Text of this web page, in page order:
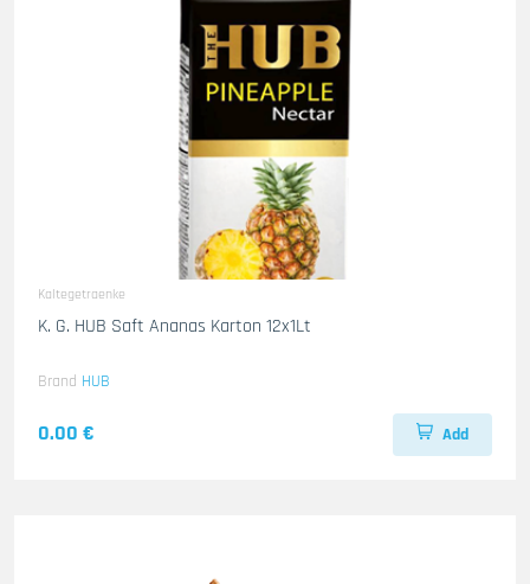
Kaltegetraenke
K. G. HUB Saft Ananas Karton 12x1Lt
Brand HUB
0.00 € Add